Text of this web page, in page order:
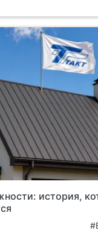
история,